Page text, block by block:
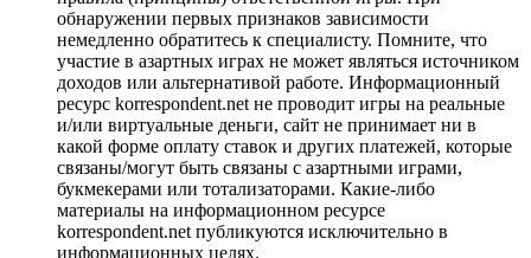
обнаружении первых признаков зависимости
немедленно обратитесь к специалисту. Помните, что
участие в азартных играх не может являться источником
доходов или альтернативой работе. Информационный
ресурс korrespondent.net не проводит игры на реальные
и/или виртуальные деньги, сайт не принимает ни в
какой форме оплату ставок и других платежей, которые
связаны/могут быть связаны с азартными играми,
букмекерами или тотализаторами. Какие-либо
материалы на информационном ресурсе
korrespondent.net публикуются исключительно в
информационных целях.